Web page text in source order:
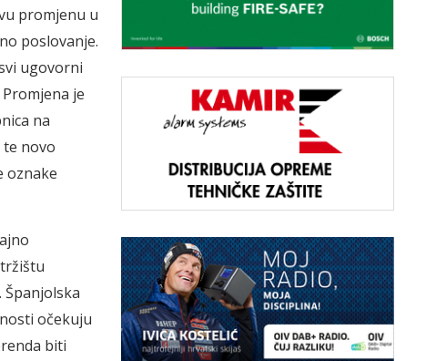
promjenu u
poslovanje.
ugovorni
je
na
novo
oznake
očekuju
biti